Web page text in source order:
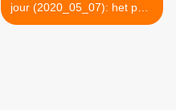
jour (2020_05_07): het park
>